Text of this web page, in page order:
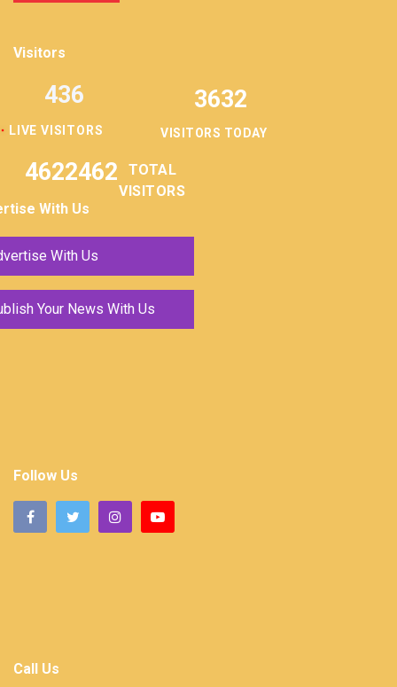
Visitors
LIVE VISITORS
436 3632
VISITORS TODAY
4622462
TOTAL
VISITORS
With Us
With Us
Your News With Us
Follow Us
Call Us